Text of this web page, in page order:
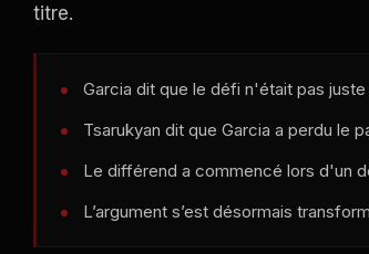
titre.
Garcia dit que le défi n'était pas
Tsarukyan dit que Garcia a perdu le
Le différend a commencé lors d'un
L’argument s’est désormais